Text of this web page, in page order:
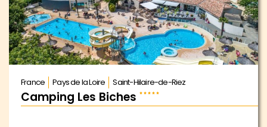
France Pays de la Loire Saint-Hilaire-de-Riez
Camping Les Biches